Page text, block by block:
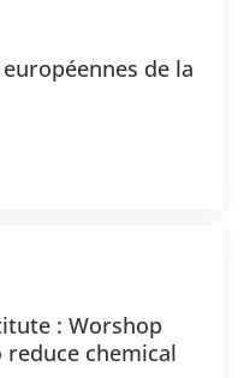
de la
: Worshop
chemical